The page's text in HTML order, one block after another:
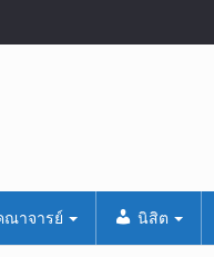
ณาจารย์ นิสิต